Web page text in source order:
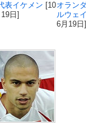
表イケメン [10
日]
オラン
ルウェ
6月19日]